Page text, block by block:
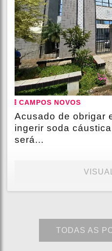
CAMPOS NOVOS
Acusado de obrigar
ingerir soda
será...
TODAS AS